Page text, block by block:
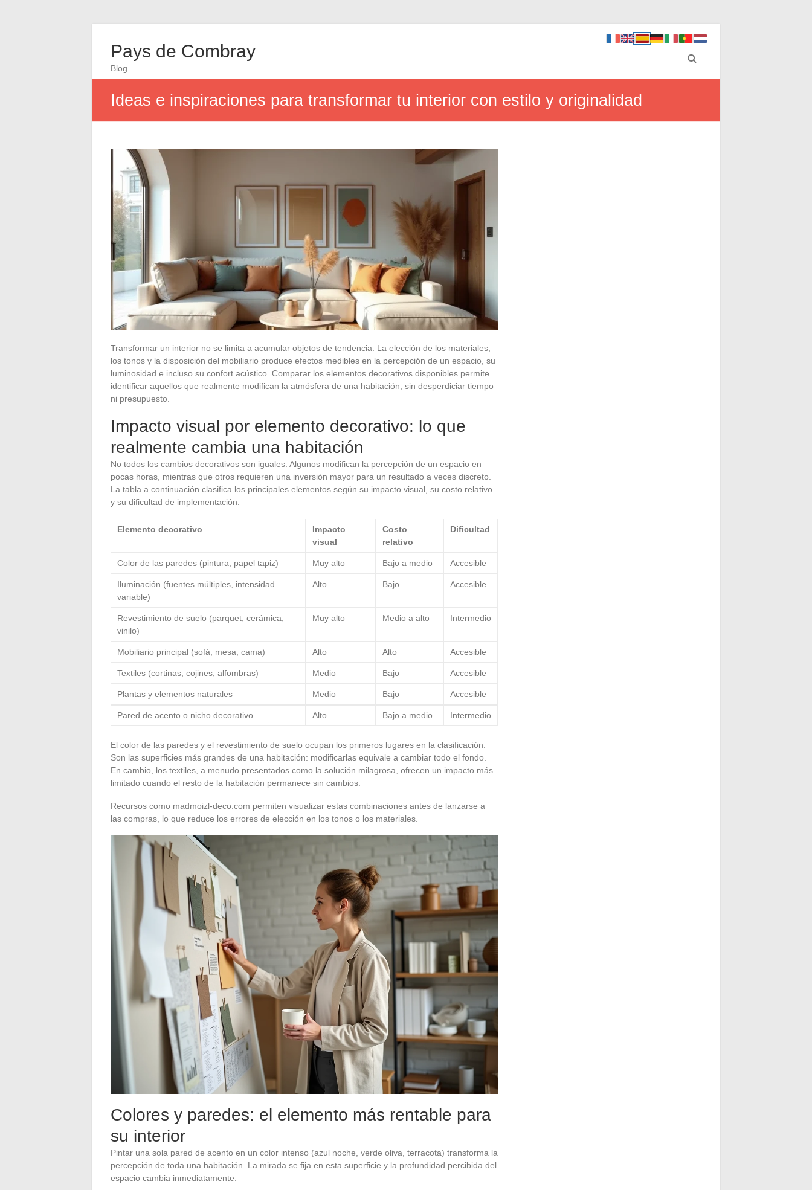
Pays de Combray
Blog
Ideas e inspiraciones para transformar tu interior con estilo y originalidad
Transformar un interior no se limita a acumular objetos de tendencia. La elección de los materiales,
los tonos y la disposición del mobiliario produce efectos medibles en la percepción de un espacio, su
luminosidad e incluso su confort acústico. Comparar los elementos decorativos disponibles permite
identificar aquellos que realmente modifican la atmósfera de una habitación, sin desperdiciar tiempo
ni presupuesto.
Impacto visual por elemento decorativo: lo que
realmente cambia una habitación
No todos los cambios decorativos son iguales. Algunos modifican la percepción de un espacio en
pocas horas, mientras que otros requieren una inversión mayor para un resultado a veces discreto.
La tabla a continuación clasifica los principales elementos según su impacto visual, su costo relativo
y su dificultad de implementación.
Elemento decorativo
Impacto
visual
Costo
relativo
Dificultad
Color de las paredes (pintura, papel tapiz) Muy alto Bajo a medio Accesible
Iluminación (fuentes múltiples, intensidad
variable)
Alto Bajo Accesible
Revestimiento de suelo (parquet, cerámica,
vinilo)
Muy alto Medio a alto Intermedio
Mobiliario principal (sofá, mesa, cama) Alto Alto Accesible
Textiles (cortinas, cojines, alfombras) Medio Bajo Accesible
Plantas y elementos naturales Medio Bajo Accesible
Pared de acento o nicho decorativo Alto Bajo a medio Intermedio
El color de las paredes y el revestimiento de suelo ocupan los primeros lugares en la clasificación.
Son las superficies más grandes de una habitación: modificarlas equivale a cambiar todo el fondo.
En cambio, los textiles, a menudo presentados como la solución milagrosa, ofrecen un impacto más
limitado cuando el resto de la habitación permanece sin cambios.
Recursos como madmoizl-deco.com permiten visualizar estas combinaciones antes de lanzarse a
las compras, lo que reduce los errores de elección en los tonos o los materiales.
Colores y paredes: el elemento más rentable para
su interior
Pintar una sola pared de acento en un color intenso (azul noche, verde oliva, terracota) transforma la
percepción de toda una habitación. La mirada se fija en esta superficie y la profundidad percibida del
espacio cambia inmediatamente.